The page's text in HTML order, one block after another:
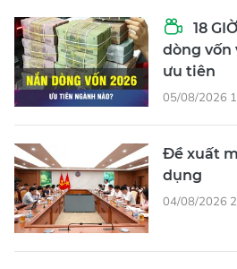
18
dòng vốn
ưu tiên
05/08/2026
Đề xuất
dụng
04/08/2026